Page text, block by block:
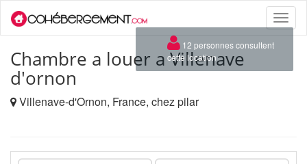
Toggle
Chambre a louer a Villenave
d'ornon
Villenave-d'Ornon, France, chez pilar
×
12 personnes consultent
cette location